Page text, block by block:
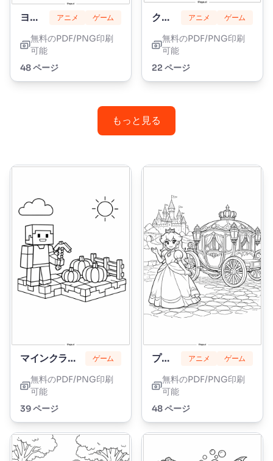
ヨッシー アニメ ゲーム
無料のPDF/PNG印刷
可能
48 ページ
クッパ アニメ ゲーム
無料のPDF/PNG印刷
可能
22 ページ
もっと見る
マインクラフト ゲーム
無料のPDF/PNG印刷
可能
39 ページ
プリンセスピーチ アニメ ゲーム
無料のPDF/PNG印刷
可能
48 ページ